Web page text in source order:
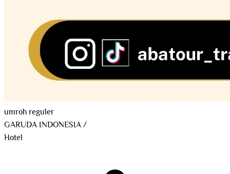
umroh reguler
GARUDA INDONESIA/
Hotel